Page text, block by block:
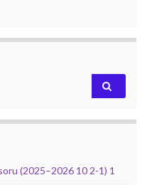
soru (2025–2026 10 2-1) 1